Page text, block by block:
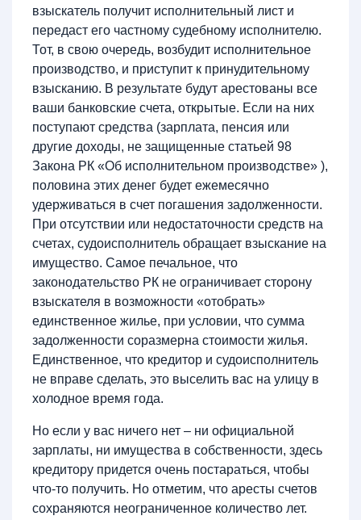
взыскатель получит исполнительный лист и
передаст его частному судебному исполнителю.
Тот, в свою очередь, возбудит исполнительное
производство, и приступит к принудительному
взысканию. В результате будут арестованы все
ваши банковские счета, открытые. Если на них
поступают средства (зарплата, пенсия или
другие доходы, не защищенные статьей 98
Закона РК «Об исполнительном производстве» ),
половина этих денег будет ежемесячно
удерживаться в счет погашения задолженности.
При отсутствии или недостаточности средств на
счетах, судоисполнитель обращает взыскание на
имущество. Самое печальное, что
законодательство РК не ограничивает сторону
взыскателя в возможности «отобрать»
единственное жилье, при условии, что сумма
задолженности соразмерна стоимости жилья.
Единственное, что кредитор и судоисполнитель
не вправе сделать, это выселить вас на улицу в
холодное время года.
Но если у вас ничего нет – ни официальной
зарплаты, ни имущества в собственности, здесь
кредитору придется очень постараться, чтобы
что-то получить. Но отметим, что аресты счетов
сохраняются неограниченное количество лет.